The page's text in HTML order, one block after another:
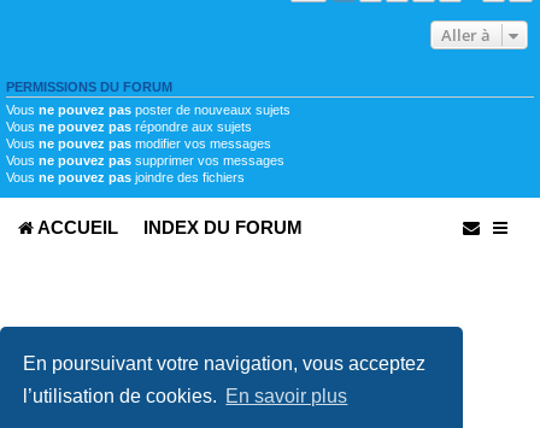
En poursuivant votre navigation, vous acceptez
l’utilisation de cookies. En savoir plus
Aller à
PERMISSIONS DU FORUM
Vous ne pouvez pas poster de nouveaux sujets
Vous ne pouvez pas répondre aux sujets
Vous ne pouvez pas modifier vos messages
Vous ne pouvez pas supprimer vos messages
Vous ne pouvez pas joindre des fichiers
ACCUEIL INDEX DU FORUM